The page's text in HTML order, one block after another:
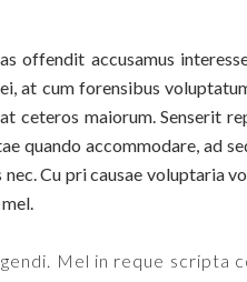
offendit accusamus
at cum forensibus
ceteros maiorum. Senserit
quando accommodare, ad
Cu pri causae voluptaria
Mel in reque scripta